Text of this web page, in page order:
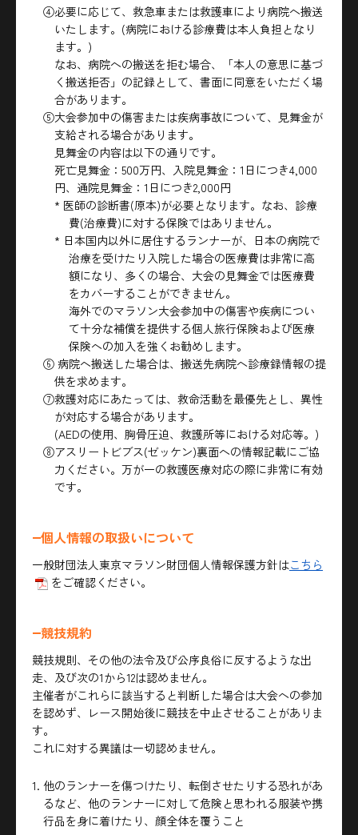
④必要に応じて、救急車または救護車により病院へ搬送
いたします。(病院における診療費は本人負担となり
ます。)
なお、病院への搬送を拒む場合、「本人の意思に基づ
く搬送拒否」の記録として、書面に同意をいただく場
合があります。
⑤大会参加中の傷害または疾病事故について、見舞金が
支給される場合があります。
見舞金の内容は以下の通りです。
死亡見舞金：500万円、入院見舞金：1日につき4,000
円、通院見舞金：1日につき2,000円
* 医師の診断書(原本)が必要となります。なお、診療
費(治療費)に対する保険ではありません。
* 日本国内以外に居住するランナーが、日本の病院で
治療を受けたり入院した場合の医療費は非常に高
額になり、多くの場合、大会の見舞金では医療費
をカバーすることができません。
海外でのマラソン大会参加中の傷害や疾病につい
て十分な補償を提供する個人旅行保険および医療
保険への加入を強くお勧めします。
⑥ 病院へ搬送した場合は、搬送先病院へ診療録情報の提
供を求めます。
⑦救護対応にあたっては、救命活動を最優先とし、異性
が対応する場合があります。
(AEDの使用、胸骨圧迫、救護所等における対応等。)
⑧アスリートビブス(ゼッケン)裏面への情報記載にご協
力ください。万が一の救護医療対応の際に非常に有効
です。
個人情報の取扱いについて
一般財団法人東京マラソン財団個人情報保護方針はこちら
をご確認ください。
競技規約
競技規則、その他の法令及び公序良俗に反するような出
走、及び次の1から12は認めません。
主催者がこれらに該当すると判断した場合は大会への参加
を認めず、レース開始後に競技を中止させることがありま
す。
これに対する異議は一切認めません。
1. 他のランナーを傷つけたり、転倒させたりする恐れがあ
るなど、他のランナーに対して危険と思われる服装や携
行品を身に着けたり、顔全体を覆うこと